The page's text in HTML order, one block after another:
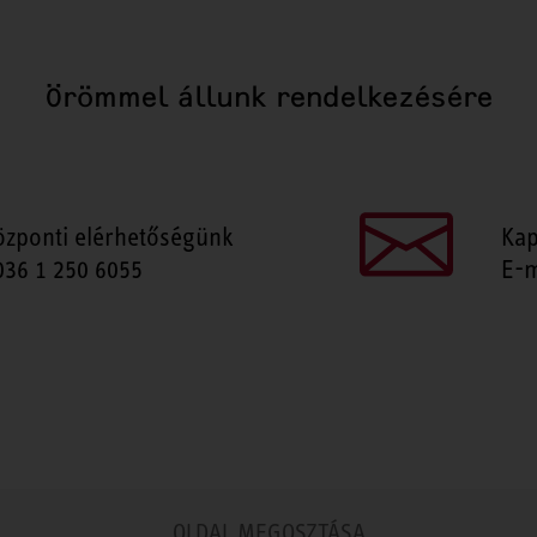
Örömmel állunk rendelkezésére
elérhetőségünk
1 250 6055
E-
OLDAL MEGOSZTÁSA